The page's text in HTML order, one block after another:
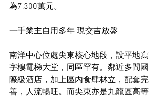
為7,300萬元。
一手業主自用多年 現交吉放盤
南洋中心位處尖東核心地段，設平地寫
字樓電梯大堂，同區罕有。鄰近多間國
際級酒店，加上區內食肆林立，配套完
善，人流暢旺。而尖東亦是九龍區高等